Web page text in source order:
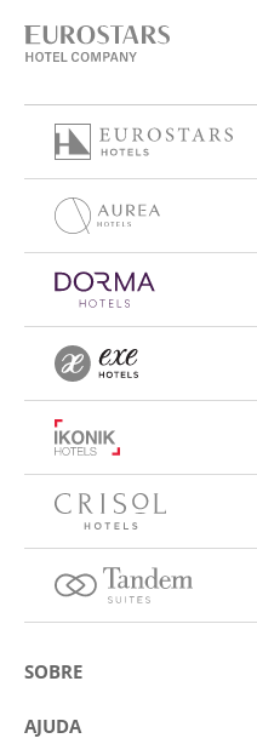
SOBRE
Sobre a Eurostars Hotel
AJUDA